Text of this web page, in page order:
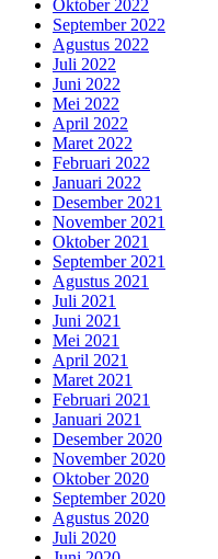
Oktober 2022
September 2022
Agustus 2022
Juli 2022
Juni 2022
Mei 2022
April 2022
Maret 2022
Februari 2022
Januari 2022
Desember 2021
November 2021
Oktober 2021
September 2021
Agustus 2021
Juli 2021
Juni 2021
Mei 2021
April 2021
Maret 2021
Februari 2021
Januari 2021
Desember 2020
November 2020
Oktober 2020
September 2020
Agustus 2020
Juli 2020